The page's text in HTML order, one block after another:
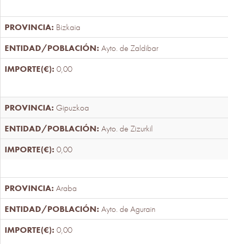
Bizkaia
Ayto. de Zaldibar
0,00
Gipuzkoa
Ayto. de Zizurkil
0,00
Araba
Ayto. de Agurain
0,00